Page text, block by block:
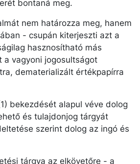
bontaná meg.
nem határozza meg, hanem
- csupán kiterjeszti azt a
hasznosítható más
a vagyoni jogosultságot
dematerializált értékpapírra
bekezdését alapul véve dolog
és tulajdonjog tárgyát
szerint dolog az ingó és
tárgya az elkövetőre - a